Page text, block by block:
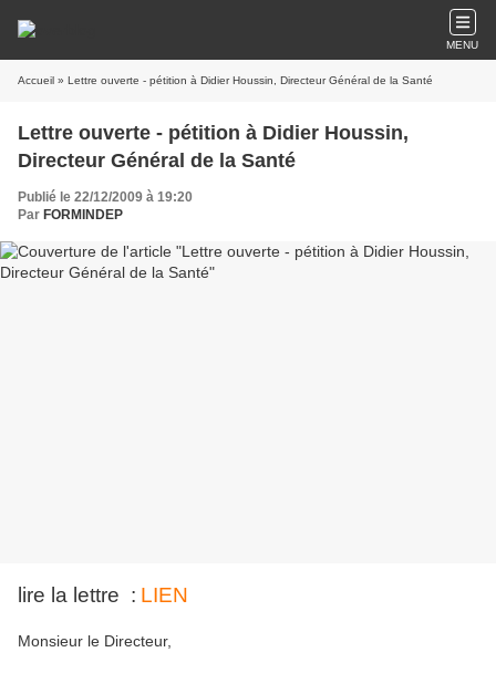
MENU
Accueil » Lettre ouverte - pétition à Didier Houssin, Directeur Général de la Santé
Lettre ouverte - pétition à Didier Houssin,
Directeur Général de la Santé
Publié le 22/12/2009 à 19:20
Par FORMINDEP
lire la lettre : LIEN
Monsieur le Directeur,